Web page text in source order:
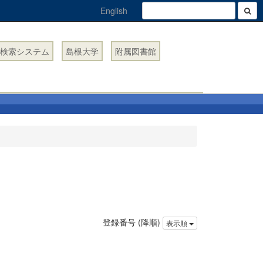
English
索システム 島根大学 附属図書館
登録番号 (降順) 表示順